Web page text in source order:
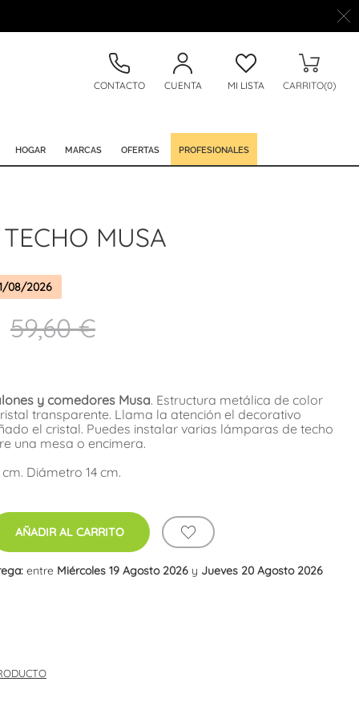
CONTACTO CUENTA MI LISTA CARRITO(0)
HOGAR MARCAS OFERTAS PROFESIONALES
MUSA
08/2026
59,60 €
y comedores Musa. Estructura metálica de color
transparente. Llama la atención el decorativo
el cristal. Puedes instalar varias lámparas de techo
una mesa o encimera.
Diámetro 14 cm.
AÑADIR AL CARRITO
entre Miércoles 19 Agosto 2026 y Jueves 20 Agosto 2026